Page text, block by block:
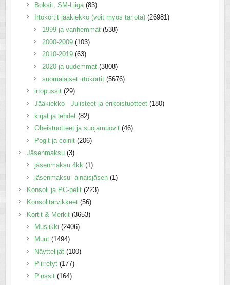
Boksit, SM-Liiga (83)
Irtokortit jääkiekko (voit myös tarjota) (26981)
1999 ja vanhemmat (538)
2000-2009 (103)
2010-2019 (63)
2020 ja uudemmat (3808)
suomalaiset irtokortit (5676)
irtopussit (29)
Jääkiekko - Julisteet ja erikoistuotteet (180)
kirjat ja lehdet (82)
Oheistuotteet ja suojamuovit (46)
Pogit ja coinit (206)
Jäsenmaksu (3)
jäsenmaksu 4kk (1)
jäsenmaksu- ainaisjäsen (1)
Konsoli ja PC-pelit (223)
Konsolitarvikkeet (56)
Kortit & Merkit (3653)
Musiikki (2406)
Muut (1494)
Näyttelijät (100)
Piirretyt (177)
Pinssit (164)